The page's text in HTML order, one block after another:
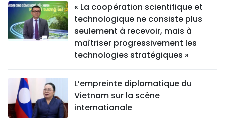
« La coopération scientifique et
technologique ne consiste plus
seulement à recevoir, mais à
maîtriser progressivement les
technologies stratégiques »
L’empreinte diplomatique du
Vietnam sur la scène
internationale